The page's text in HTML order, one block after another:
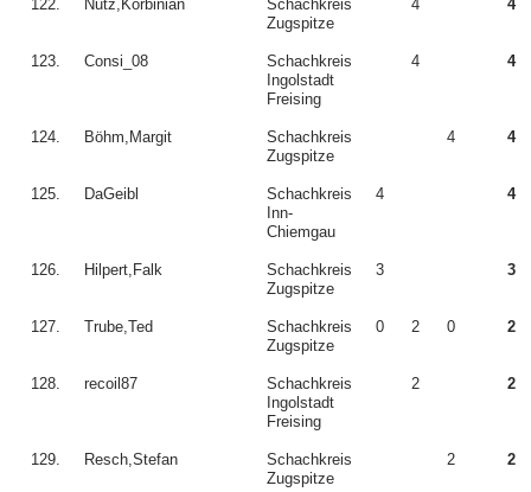
122. Nutz,Korbinian
Schachkreis
Zugspitze
4 4
123. Consi_08
Schachkreis
Ingolstadt
Freising
4 4
124. Böhm,Margit
Schachkreis
Zugspitze
4 4
125. DaGeibl
Schachkreis
Inn-
Chiemgau
4 4
126. Hilpert,Falk
Schachkreis
Zugspitze
3 3
127. Trube,Ted
Schachkreis
Zugspitze
0 2 0 2
128. recoil87
Schachkreis
Ingolstadt
Freising
2 2
129. Resch,Stefan
Schachkreis
Zugspitze
2 2